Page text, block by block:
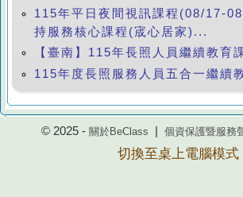
115年平日夜間視訊課程(08/17-
持服務核心課程(宬心居家)...
【臺南】115年長照人員繼續教育
115年度長照服務人員五合一繼續
© 2025 - 關於BeClass 個資保護暨服務
切換至桌上電腦模式